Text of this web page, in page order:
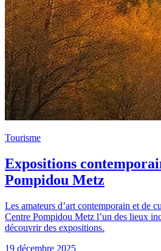
Tourisme
Expositions
Pompidou Metz
Les amateurs d’art contemporain et de
Centre Pompidou Metz l’un des lieux
découvrir des expositions.
19 décembre 2025